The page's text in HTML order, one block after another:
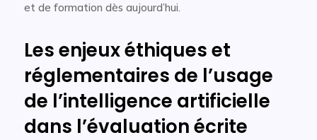
et de formation dès aujourd’hui.
Les enjeux éthiques et
réglementaires de l’usage
de l’intelligence artificielle
dans l’évaluation écrite